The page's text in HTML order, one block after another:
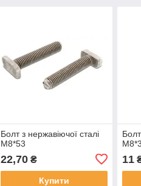
Болт з нержавіючої сталі
М8*53
22,70₴
Купити
11